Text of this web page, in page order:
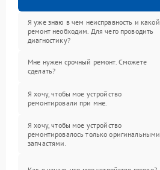
Я уже знаю в чем неисправность и какой
ремонт необходим. Для чего проводить
диагностику?
Мне нужен срочный ремонт. Сможете
сделать?
Я хочу, чтобы мое устройство
ремонтировали при мне.
Я хочу, чтобы мое устройство
ремонтировалось только оригинальными
запчастями.